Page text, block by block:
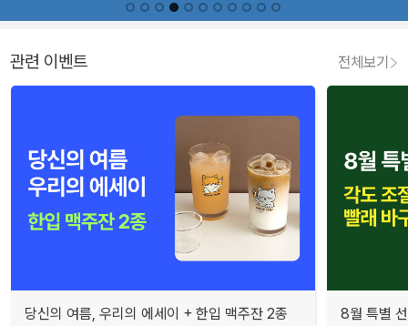
관련 이벤트 전체보기
당신의 여름, 우리의 에세이 + 한입 맥주잔 2종
8월 특별